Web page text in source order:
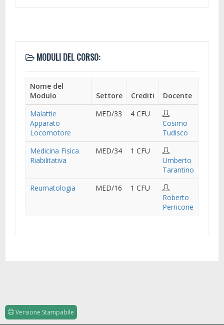
MODULI DEL CORSO:
Nome del
Modulo
Settore Crediti
Docente
Malattie
Apparato
Locomotore
MED/33
4 CFU
Cosimo
Tudisco
Medicina Fisica
Riabilitativa
MED/34
1 CFU
Umberto
Tarantino
Reumatologia
MED/16
1 CFU
Roberto
Perricone
Versione Stampabile